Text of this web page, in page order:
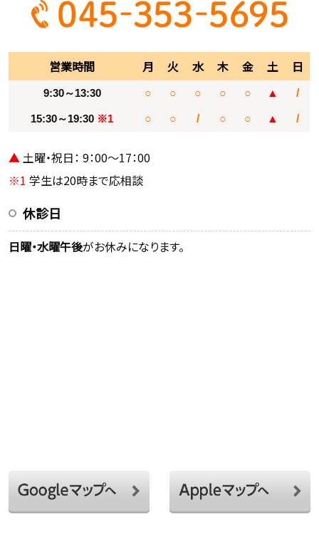
営業時間 月 火 水 木 金 土 日
9:30～13:30 ○ ○ ○ ○ ○ ▲ /
15:30～19:30 ※1 ○ ○ / ○ ○ ▲ /
▲ 土曜・祝日： 9：00～17：00
※1 学生は20時まで応相談
休診日
日曜・水曜午後がお休みになります。